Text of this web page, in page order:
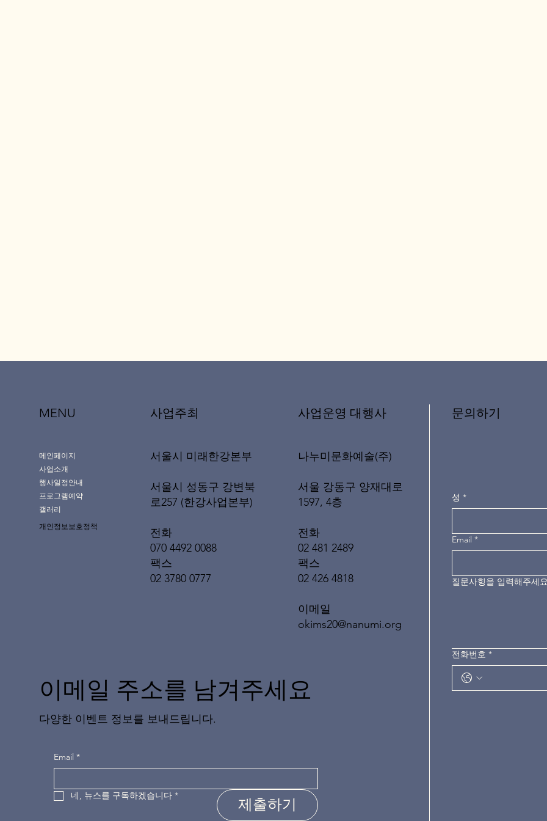
MENU
메인페이지
사업소개
행사일정안내
프로그램예약
갤러리
개인정보보호정책
사업주최
서울시 미래한강본부
서울시 성동구 강변북
로257 (한강사업본부)
전화
070 4492 0088
팩스
02 3780 0777
​사업운영 대행사
나누미문화예술(주)
서울 강동구 양재대로
1597, 4층
전화
02 481 2489
팩스
02 426 4818
이메일
okims20@nanumi.org
이메일 주소를 남겨주세요
다양한 이벤트 정보를 보내드립니다.
Email *
네, 뉴스를 구독하겠습니다 *
제출하기
문의하기
성 *
Email *
질문사힝을 입력해주세
전화번호 *